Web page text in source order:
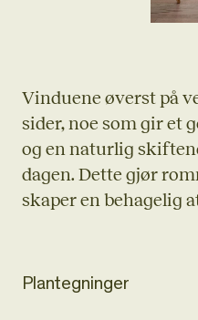
Vinduene øverst på
sider, noe som gir et
og en naturlig
dagen. Dette gjør
skaper en behagelig
Plantegninger